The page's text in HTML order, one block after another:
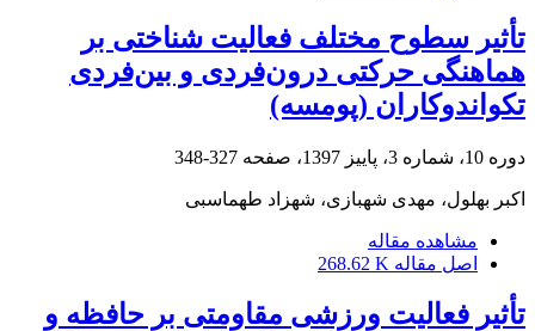
تأثیر سطوح مختلف فعالیت شناختی بر
هماهنگی حرکتی درون‌فردی و بین‌فردی
تکواندوکاران (پومسه)
دوره 10، شماره 3، پاییز 1397، صفحه 327-348
اکبر بهلول، مهدی شهبازی، شهزاد طهماسبی
مشاهده مقاله
اصل مقاله 268.62 K
تأثیر فعالیت ورزشی مقاومتی بر حافظه و